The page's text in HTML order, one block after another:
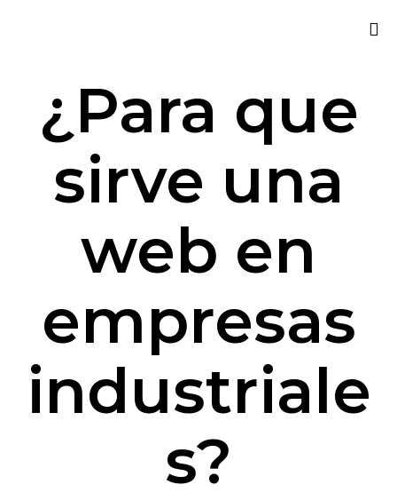
¿Para que
sirve una
web en
empresas
industriale
s?